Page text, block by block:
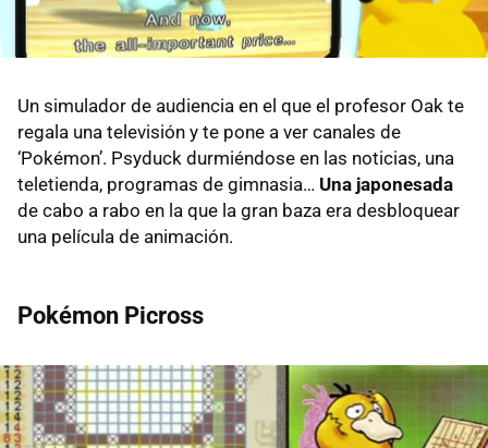
Un simulador de audiencia en el que el profesor Oak te
regala una televisión y te pone a ver canales de
‘Pokémon’. Psyduck durmiéndose en las noticias, una
teletienda, programas de gimnasia… Una japonesada
de cabo a rabo en la que la gran baza era desbloquear
una película de animación.
Pokémon Picross